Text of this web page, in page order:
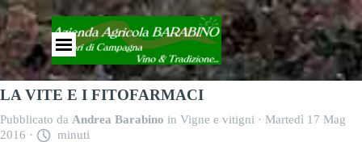
Vai ai contenuti
Salta menù
LA VITE E I FITOFARMACI
Pubblicato da Andrea Barabino in Vigne e vitigni · Martedì 17 Mag
2016 ·
minuti